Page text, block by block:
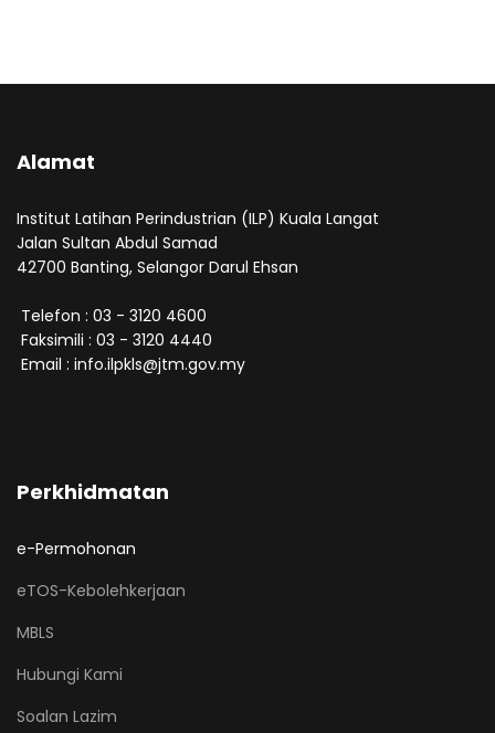
Alamat
Institut Latihan Perindustrian (ILP) Kuala Langat
Jalan Sultan Abdul Samad
42700 Banting, Selangor Darul Ehsan
Telefon : 03 - 3120 4600
Faksimili : 03 - 3120 4440
Email : info.ilpkls@jtm.gov.my
Perkhidmatan
e-Permohonan
eTOS-Kebolehkerjaan
MBLS
Hubungi Kami
Soalan Lazim